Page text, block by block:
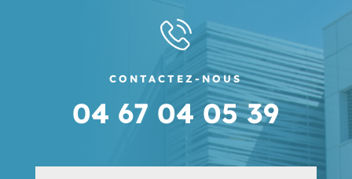
CONTACTEZ-NOUS
04 67 04 05 39